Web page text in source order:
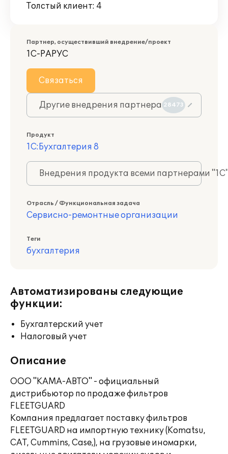
Толстый клиент: 4
Партнер, осуществивший внедрение/проект
1С-РАРУС
Связаться
Другие внедрения партнера 28473
Продукт
1С:Бухгалтерия 8
Внедрения продукта всеми партнерами
Отрасль / Функциональная задача
Сервисно-ремонтные организации
Теги
бухгалтерия
Автоматизированы следующие
функции:
Бухгалтерский учет
Налоговый учет
Описание
ООО "КАМА-АВТО" - официальный
дистрибьютор по продаже фильтров
FLEETGUARD
Компания предлагает поставку фильтров
FLEETGUARD на импортную технику (Komatsu,
СAT, Cummins, Case,), на грузовые иномарки,